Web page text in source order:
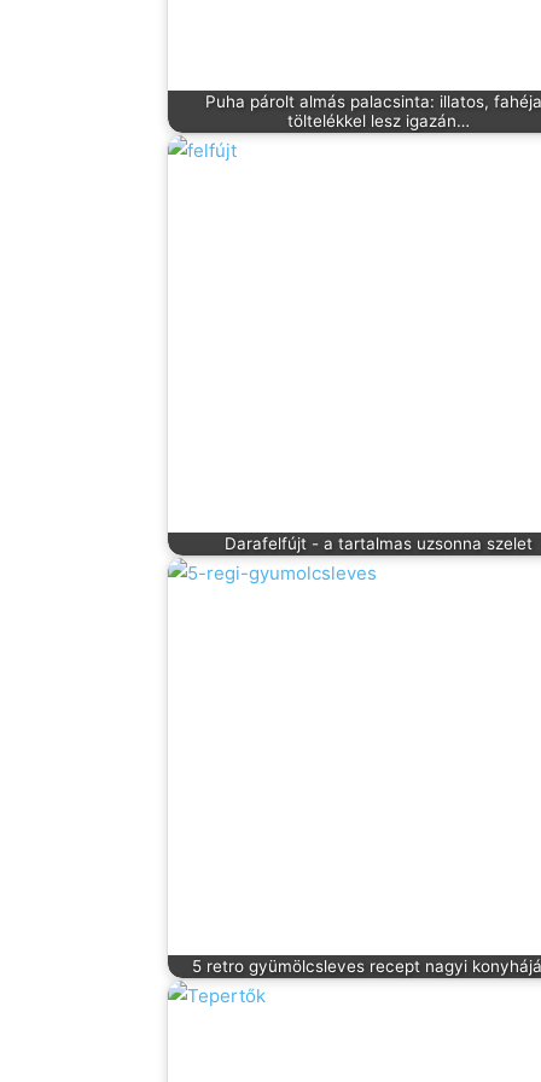
Puha párolt almás palacsinta: illatos,
töltelékkel lesz igazán…
Darafelfújt - a tartalmas uzsonna szelet
5 retro gyümölcsleves recept nagyi